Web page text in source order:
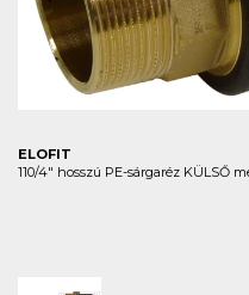
ELOFIT
110/4" hosszú PE-sárgaréz KÜLSŐ